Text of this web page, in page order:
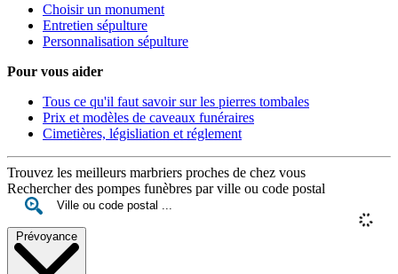
Choisir un monument
Entretien sépulture
Personnalisation sépulture
Pour vous aider
Tous ce qu'il faut savoir sur les pierres tombales
Prix et modèles de caveaux funéraires
Cimetières, législiation et réglement
Trouvez les meilleurs marbriers proches de chez vous
Rechercher des pompes funèbres par ville ou code postal
Prévoyance